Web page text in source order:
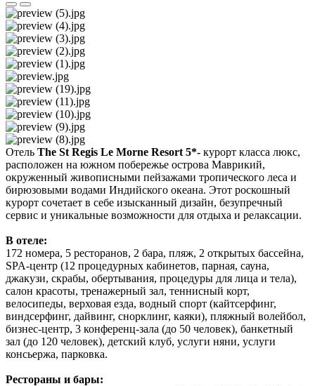
Отель The St Regis Le Morne Resort 5*- курорт класса люкс,
расположен на южном побережье острова Маврикий,
окруженный живописными пейзажами тропического леса и
бирюзовыми водами Индийского океана. Этот роскошный
курорт сочетает в себе изысканный дизайн, безупречный
сервис и уникальные возможности для отдыха и релаксации.
В отеле:
172 номера, 5 ресторанов, 2 бара, пляж, 2 открытых бассейна,
SPA-центр (12 процедурных кабинетов, парная, сауна,
джакузи, скрабы, обертывания, процедуры для лица и тела),
салон красоты, тренажерный зал, теннисный корт,
велосипеды, верховая езда, водный спорт (кайтсерфинг,
виндсерфинг, дайвинг, снорклинг, каяки), пляжный волейбол,
бизнес-центр, 3 конференц-зала (до 50 человек), банкетный
зал (до 120 человек), детский клуб, услуги няни, услуги
консьержа, парковка.
Рестораны и бары: